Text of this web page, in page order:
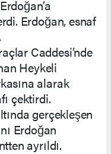
Erdoğan, esnaf
Caddesi’nde
Heykeli
alarak
çektirdi.
gerçekleşen
Erdoğan
ayrıldı.